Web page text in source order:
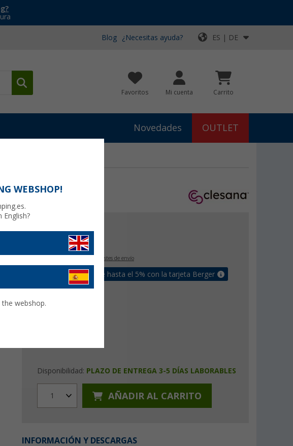
Blog ¿Necesitas ayuda? ES | DE
Favoritos Mi cuenta Carrito
Novedades OUTLET
la tapa Clesana
€
+ Costes de envío
Recibe un bonus de hasta el 5% con la tarjeta Berger
Disponibilidad: PLAZO DE ENTREGA 3-5 DÍAS LABORABLES
1 AÑADIR AL CARRITO
INFORMACIÓN Y DESCARGAS
WEBSHOP!
webshop.